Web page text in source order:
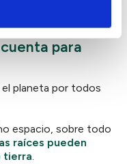
para
el planeta por todos
espacio, sobre todo
raíces pueden
tierra.